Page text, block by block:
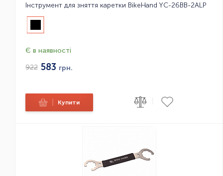
Інструмент для зняття каретки BikeHand YC-26BB-2ALP
Є в наявності
922 583 грн.
Купити